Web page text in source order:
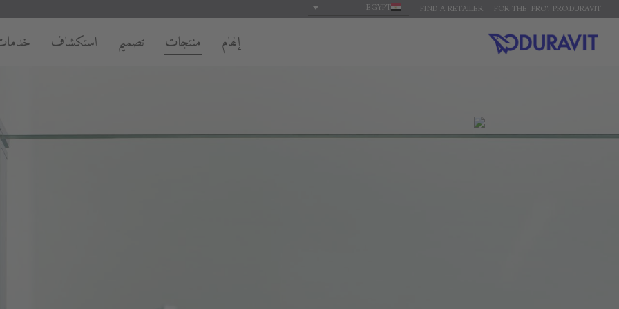
FOR THE 'PRO': PRO.DURAVIT
FIND A RETAILER
EGYPT
إلهام منتجات تصميم استكشاف